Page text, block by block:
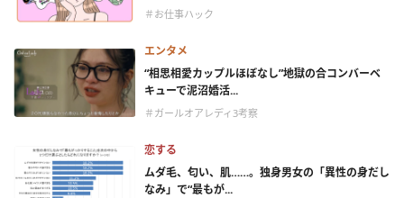
＃お仕事ハック
エンタメ
“相思相愛カップルほぼなし”地獄の合コンバーベ
キューで泥沼婚活...
＃ガールオアレディ3考察
恋する
ムダ毛、匂い、肌……。独身男女の「異性の身だし
なみ」で“最もが...